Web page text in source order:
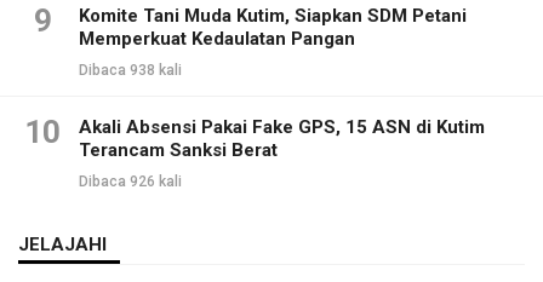
9
Komite Tani Muda Kutim, Siapkan SDM Petani
Memperkuat Kedaulatan Pangan
Dibaca 938 kali
10
Akali Absensi Pakai Fake GPS, 15 ASN di Kutim
Terancam Sanksi Berat
Dibaca 926 kali
JELAJAHI